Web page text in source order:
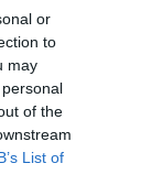
or
to
may
of the
List of